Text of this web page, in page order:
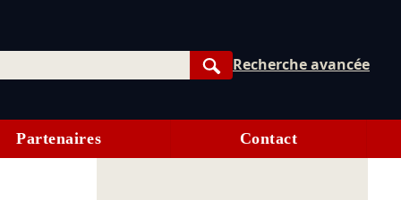
Rechercher
Recherche avancée
Partenaires Contact